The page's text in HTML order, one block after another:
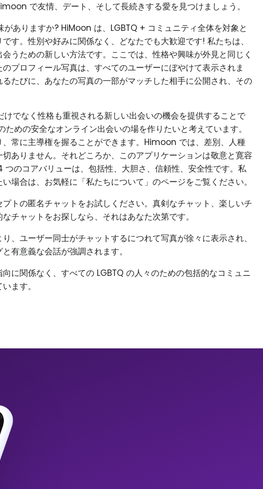
で友情、デート、そして長続きする愛を見つけましょう。
ありますか? HiMoon は、LGBTQ + コミュニティ全体を対象と
す。性別や好みに関係なく、どなたでも大歓迎です! 私たちは、
うための新しい方法です。ここでは、性格や興味が外見と同じく
プロフィール写真は、すべてのユーザーにぼやけて表示されま
たびに、あなたの写真の一部がマッチした相手に公開され、その
でなく性格も重視される新しい出会いの機会を提供することで
ための安全なオンライン出会いの場を作りたいと考えています。
常に主導権を握ることができます。Himoon では、差別、人種
ありません。それどころか、このアプリケーションは敬意と寛容
つのコアバリューは、包括性、大胆さ、信頼性、安全性です。私
場合は、お気軽に「私たちについて」のページをご覧ください。
トの匿名チャットをお試しください。真剣なチャット、楽しいチ
チャットをお探しなら、それはあなた次第です。
、ユーザー同士がチャットするにつれて写真が徐々に表示され、
有意義な会話が強調されます。
に関係なく、すべての LGBTQ の人々のための包括的なコミュニ
ます。